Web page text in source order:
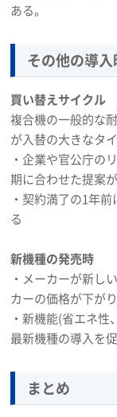
ある。
その他の導
買い替えサイクル
複合機の一般的な
が入替の大きなタ
・企業や官公庁の
期に合わせた提案が
・契約満了の1年
る
新機種の発売時
・メーカーが新し
カーの価格が下が
・新機能(省エネ性
最新機種の導入を促
まとめ